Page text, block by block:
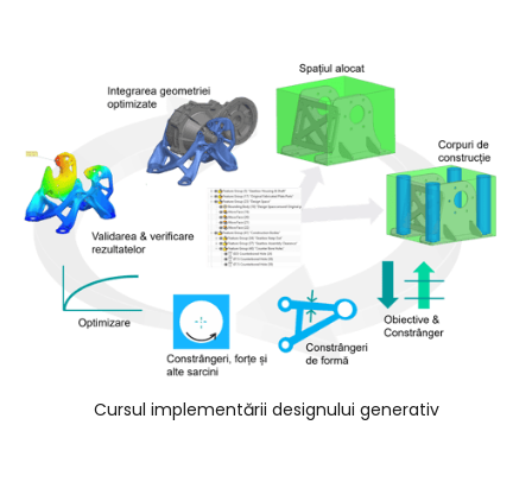
Cursul implementării designului generativ